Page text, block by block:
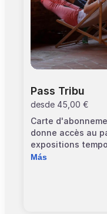
Pass Tribu
desde 45,00 €
Carte d'abonnement
donne accès au
expositions
Jacobins. Elle est
titulaire peut
de son choix.
gratuits "Pass
Más